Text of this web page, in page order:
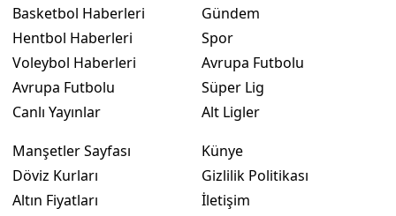
Basketbol Haberleri
Hentbol Haberleri
Voleybol Haberleri
Avrupa Futbolu
Canlı Yayınlar
Gündem
Spor
Avrupa Futbolu
Süper Lig
Alt Ligler
Manşetler Sayfası
Döviz Kurları
Altın Fiyatları
Künye
Gizlilik Politikası
İletişim